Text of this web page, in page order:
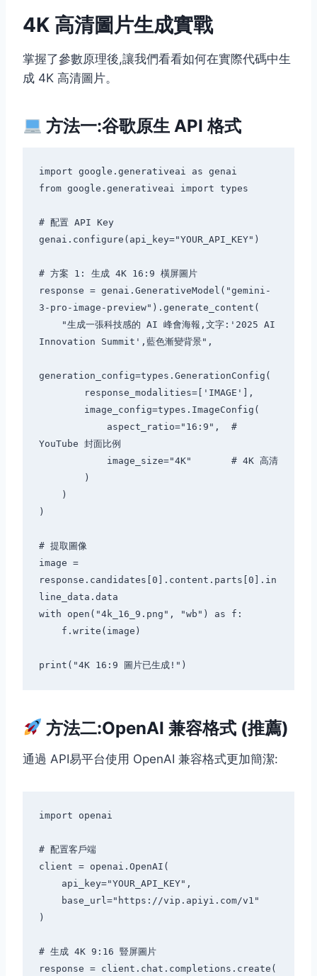
4K 高清圖片生成實戰
掌握了參數原理後,讓我們看看如何在實際代碼中生
成 4K 高清圖片。
方法一:谷歌原生 API 格式
import google.generativeai as genai
from google.generativeai import types
# 配置 API Key
genai.configure(api_key="YOUR_API_KEY")
# 方案 1: 生成 4K 16:9 橫屏圖片
response = genai.GenerativeModel("gemini-
3-pro-image-preview").generate_content(
Innovation Summit',藍色漸變背景",
generation_config=types.GenerationConfig(
YouTube 封面比例
)
# 提取圖像
image =
response.candidates[0].content.parts[0].in
line_data.data
with open("4k_16_9.png", "wb") as f:
方法二:OpenAI 兼容格式 (推薦)
通過 API易平台使用 OpenAI 兼容格式更加簡潔:
import openai
# 配置客戶端
client = openai.OpenAI(
)
# 生成 4K 9:16 豎屏圖片
response = client.chat.completions.create(